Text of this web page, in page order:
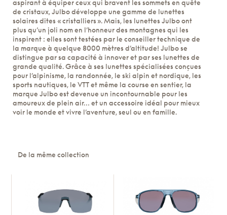
aspirant à équiper ceux qui bravent les sommets en quête
de cristaux, Julbo développe une gamme de lunettes
solaires dites « cristalliers ». Mais, les lunettes Julbo ont
plus qu’un joli nom en l’honneur des montagnes qui les
inspirent : elles sont testées par le conseiller technique de
la marque à quelque 8000 mètres d’altitude! Julbo se
distingue par sa capacité à innover et par ses lunettes de
grande qualité. Grâce à ses lunettes spécialisées conçues
pour l’alpinisme, la randonnée, le ski alpin et nordique, les
sports nautiques, le VTT et même la course en sentier, la
marque Julbo est devenue un incontournable pour les
amoureux de plein air… et un accessoire idéal pour mieux
voir le monde et vivre l’aventure, seul ou en famille.
De la même collection